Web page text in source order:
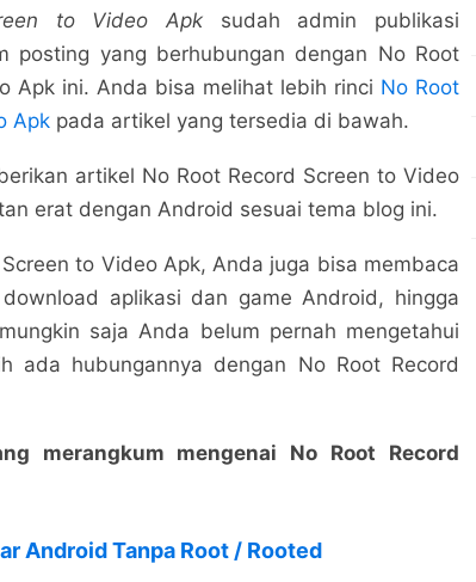
to Video Apk sudah admin publikasi
posting yang berhubungan dengan No Root
Apk ini. Anda bisa melihat lebih rinci No Root
Apk pada artikel yang tersedia di bawah.
artikel No Root Record Screen to Video
erat dengan Android sesuai tema blog ini.
to Video Apk, Anda juga bisa membaca
aplikasi dan game Android, hingga
saja Anda belum pernah mengetahui
ada hubungannya dengan No Root Record
merangkum mengenai No Root Record
Android Tanpa Root / Rooted